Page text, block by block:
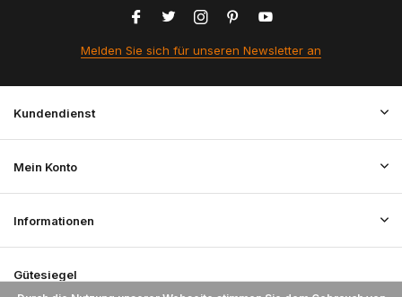
Melden Sie sich für unseren Newsletter an
Kundendienst
Mein Konto
Informationen
Gütesiegel